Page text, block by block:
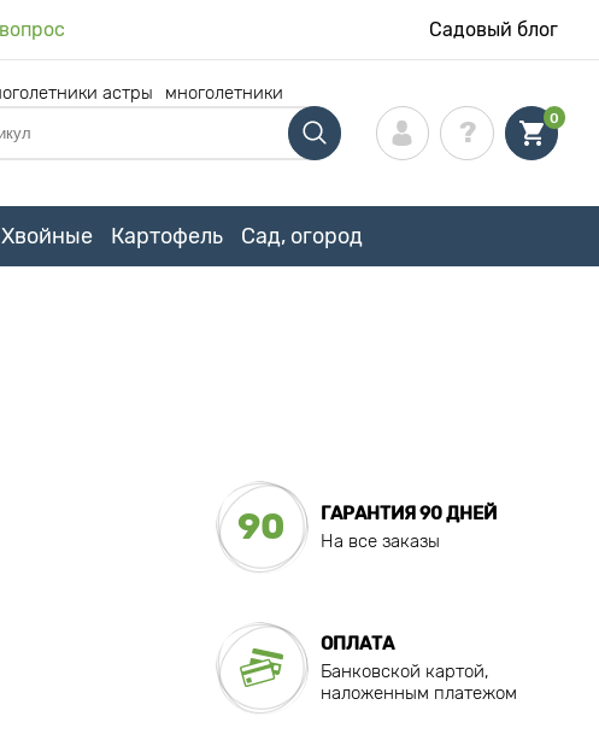
Садовый блог
астры многолетники
0
Хвойные Картофель Сад, огород
90
ГАРАНТИЯ 90 ДНЕЙ
На все заказы
ОПЛАТА
Банковской картой,
наложенным платежом